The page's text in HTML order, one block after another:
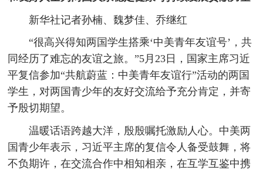
新华社记者孙楠、魏梦佳、乔继红
“很高兴得知两国学生搭乘‘中美青年友谊号’，共
同经历了难忘的友谊之旅。”5月23日，国家主席习近
平复信参加“共航蔚蓝：中美青年友谊行”活动的两国
学生，对两国青少年的友好交流给予充分肯定，并寄
予殷切期望。
温暖话语跨越大洋，殷殷嘱托激励人心。中美两
国青少年表示，习近平主席的复信令人备受鼓舞，将
不负期许，在交流合作中相知相亲，在互学互鉴中携